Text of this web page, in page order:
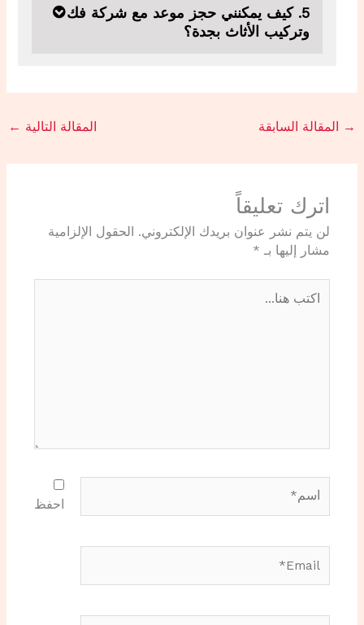
5. كيف يمكنني حجز موعد مع شركة فك
وتركيب الأثاث بجدة؟
→ المقالة السابقة المقالة التالية ←
اترك تعليقاً
لن يتم نشر عنوان بريدك الإلكتروني.
الحقول الإلزامية
مشار إليها بـ *
هنا...
احفظ